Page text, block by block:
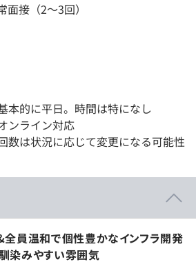
接（2～3回）
本的に平日。時間は特になし
ンライン対応
数は状況に応じて変更になる可能性
員温和で個性豊かなインフラ開発
染みやすい雰囲気